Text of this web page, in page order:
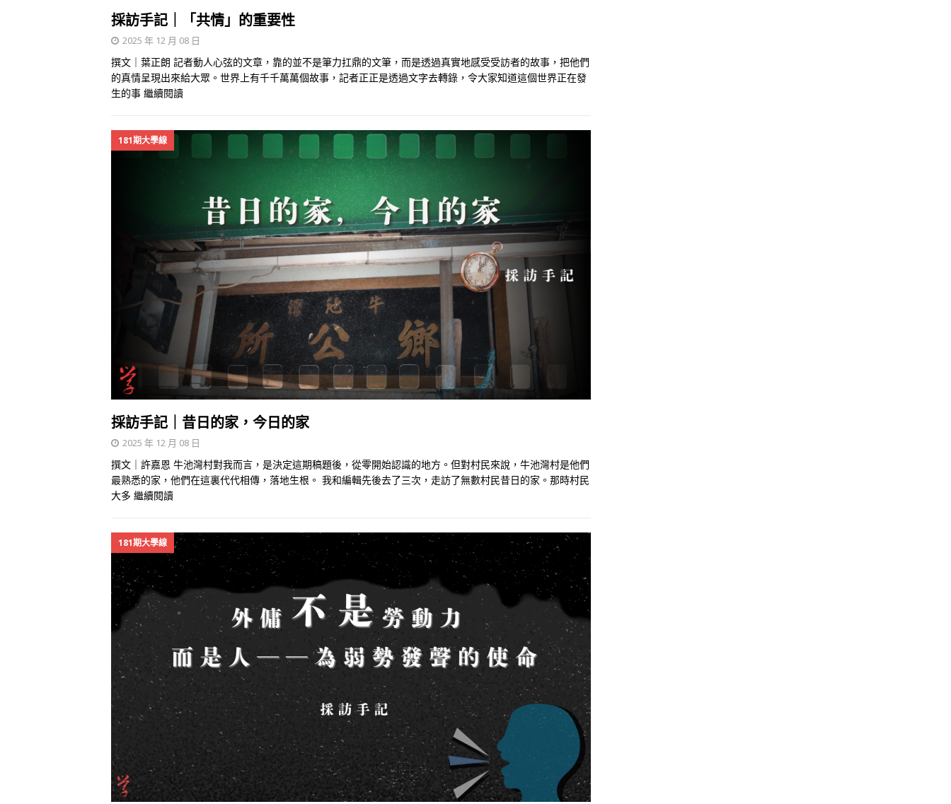
採訪手記｜「共情」的重要性
2025 年 12 月 08 日
撰文｜葉正朗 記者動人心弦的文章，靠的並不是筆力扛鼎的文筆，而是透過真實地感受受訪者的故事，把他們
的真情呈現出來給大眾。世界上有千千萬萬個故事，記者正正是透過文字去轉錄，令大家知道這個世界正在發
生的事 繼續閱讀
181期大學線
採訪手記｜昔日的家，今日的家
2025 年 12 月 08 日
撰文｜許嘉恩 牛池灣村對我而言，是決定這期稿題後，從零開始認識的地方。但對村民來說，牛池灣村是他們
最熟悉的家，他們在這裏代代相傳，落地生根。 我和編輯先後去了三次，走訪了無數村民昔日的家。那時村民
大多 繼續閱讀
181期大學線